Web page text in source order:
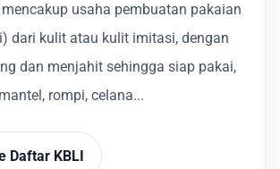
usaha pembuatan pakaian
dari kulit atau kulit imitasi, dengan
dan menjahit sehingga siap pakai,
rompi, celana...
Daftar KBLI